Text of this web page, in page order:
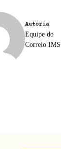
Autoria
Equipe do
Correio IMS